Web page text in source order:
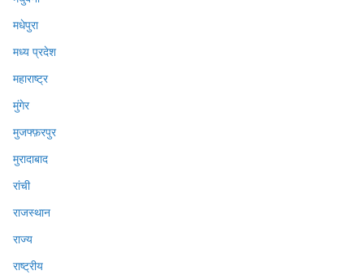
मधेपुरा
मध्य प्रदेश
महाराष्ट्र
मुंगेर
मुजफ्फ़रपुर
मुरादाबाद
रांची
राजस्थान
राज्य
राष्ट्रीय